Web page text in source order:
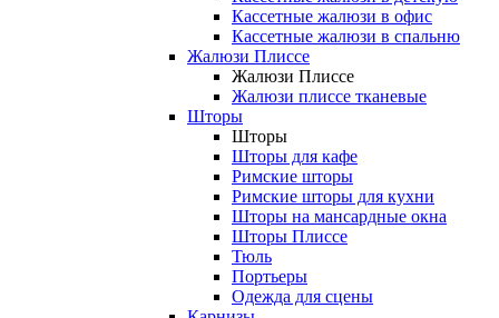
Кассетные жалюзи в офис
Кассетные жалюзи в спальню
Жалюзи Плиссе
Жалюзи Плиссе
Жалюзи плиссе тканевые
Шторы
Шторы
Шторы для кафе
Римские шторы
Римские шторы для кухни
Шторы на мансардные окна
Шторы Плиссе
Тюль
Портьеры
Одежда для сцены